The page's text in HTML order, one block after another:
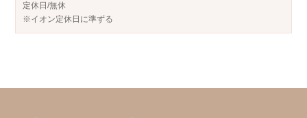
定休日/無休
※イオン定休日に準ずる